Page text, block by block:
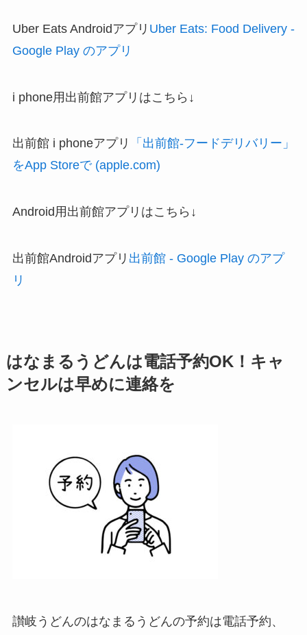
Uber Eats Androidアプリ Uber Eats: Food Delivery -
Google Play のアプリ
i phone用出前館アプリはこちら↓
出前館 i phoneアプリ
「出前館-フードデリバリー」
をApp Storeで (apple.com)
Android用出前館アプリはこちら↓
出前館Androidアプリ 出前館 - Google Play のアプ
リ
はなまるうどんは電話予約OK！キャ
ンセルは早めに連絡を
讃岐うどんのはなまるうどんの予約は電話予約、